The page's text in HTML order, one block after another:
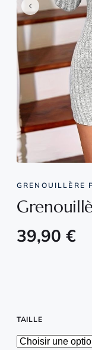
GRENOUILLÈRE
39,90 €
TAILLE